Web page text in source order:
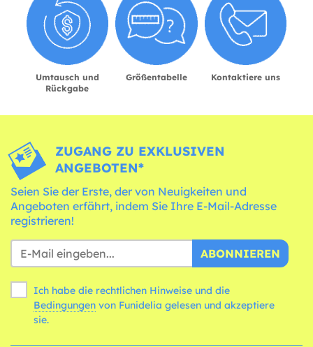
Umtausch und
Rückgabe
Größentabelle Kontaktiere uns
ZUGANG ZU EXKLUSIVEN
ANGEBOTEN*
Seien Sie der Erste, der von Neuigkeiten und
Angeboten erfährt, indem Sie Ihre E-Mail-Adresse
registrieren!
ABONNIEREN
Ich habe die rechtlichen Hinweise und die
Bedingungen
sie.